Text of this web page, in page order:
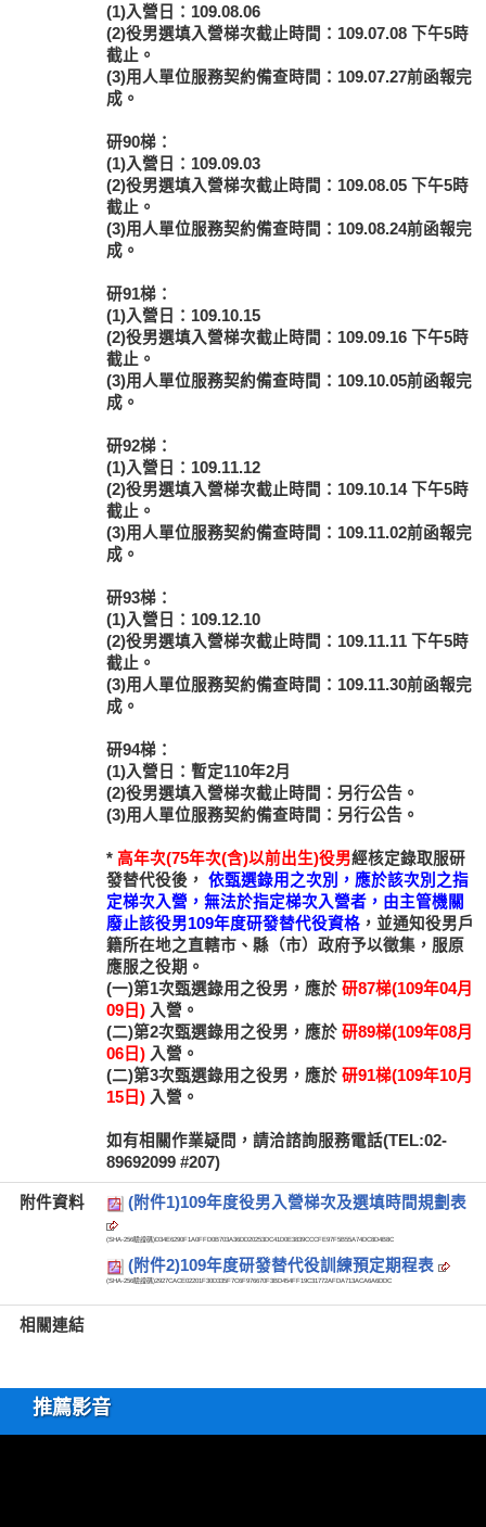
(1)入營日：109.08.06
(2)役男選填入營梯次截止時間：109.07.08 下午5時
截止。
(3)用人單位服務契約備查時間：109.07.27前函報完
成。
研90梯：
(1)入營日：109.09.03
(2)役男選填入營梯次截止時間：109.08.05 下午5時
截止。
(3)用人單位服務契約備查時間：109.08.24前函報完
成。
研91梯：
(1)入營日：109.10.15
(2)役男選填入營梯次截止時間：109.09.16 下午5時
截止。
(3)用人單位服務契約備查時間：109.10.05前函報完
成。
研92梯：
(1)入營日：109.11.12
(2)役男選填入營梯次截止時間：109.10.14 下午5時
截止。
(3)用人單位服務契約備查時間：109.11.02前函報完
成。
研93梯：
(1)入營日：109.12.10
(2)役男選填入營梯次截止時間：109.11.11 下午5時
截止。
(3)用人單位服務契約備查時間：109.11.30前函報完
成。
研94梯：
(1)入營日：暫定110年2月
(2)役男選填入營梯次截止時間：另行公告。
(3)用人單位服務契約備查時間：另行公告。
* 高年次(75年次(含)以前出生)役男經核定錄取服研
發替代役後， 依甄選錄用之次別，應於該次別之指
定梯次入營，無法於指定梯次入營者，由主管機關
廢止該役男109年度研發替代役資格 ，並通知役男戶
籍所在地之直轄市、縣（市）政府予以徵集，服原
應服之役期。
(一)第1次甄選錄用之役男，應於 研87梯(109年04月
09日) 入營。
(二)第2次甄選錄用之役男，應於 研89梯(109年08月
06日) 入營。
(二)第3次甄選錄用之役男，應於 研91梯(109年10月
15日) 入營。
如有相關作業疑問，請洽諮詢服務電話(TEL:02-
89692099 #207)
附件資料 (附件1)109年度役男入營梯次及選填時間規劃表
(SHA-256驗證碼)D34E6290F1A0FFD0B703A36DD20253DC41D0E3839CCCFE97F5B55A74DC8D4B8C
(附件2)109年度研發替代役訓練預定期程表
(SHA-256驗證碼)2927CACE02201F30D335F7C6F976670F3BD454FF19C31772AFDA713ACA6A6DDC
相關連結
推薦影音